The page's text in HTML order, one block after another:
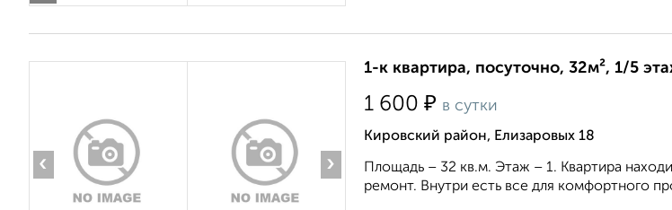
‹ ›
1-к квартира, посуточно, 32м², 1/5
1 600 ₽ в сутки
Кировский район, Елизаровых 18
Площадь – 32 кв.м. Этаж – 1. Квартира
ремонт. Внутри есть все для комфортного